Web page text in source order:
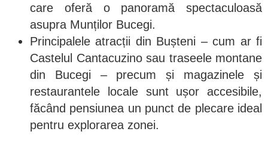
care oferă o panoramă spectaculoasă
asupra Munților Bucegi.
Principalele atracții din Bușteni – cum ar fi
Castelul Cantacuzino sau traseele montane
din Bucegi – precum și magazinele și
restaurantele locale sunt ușor accesibile,
făcând pensiunea un punct de plecare ideal
pentru explorarea zonei.